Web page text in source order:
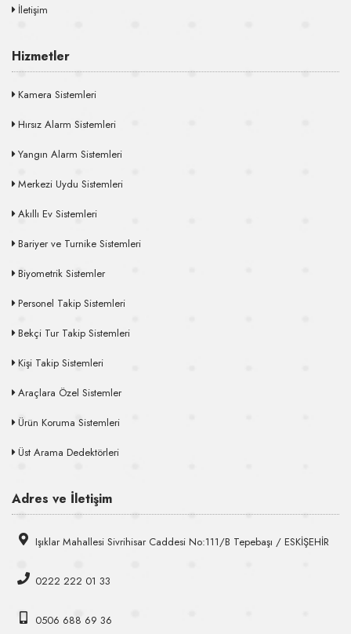
İletişim
Hizmetler
Kamera Sistemleri
Hırsız Alarm Sistemleri
Yangın Alarm Sistemleri
Merkezi Uydu Sistemleri
Akıllı Ev Sistemleri
Bariyer ve Turnike Sistemleri
Biyometrik Sistemler
Personel Takip Sistemleri
Bekçi Tur Takip Sistemleri
Kişi Takip Sistemleri
Araçlara Özel Sistemler
Ürün Koruma Sistemleri
Üst Arama Dedektörleri
Adres ve İletişim
Işıklar Mahallesi Sivrihisar Caddesi No:111/B Tepebaşı / ESKİŞEHİR
0222 222 01 33
0506 688 69 36